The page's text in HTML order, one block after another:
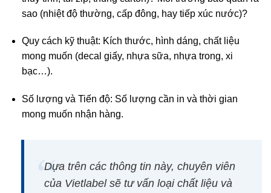
sao (nhiệt độ thường, cấp đông, hay tiếp xúc nước)?
Quy cách kỹ thuật: Kích thước, hình dáng, chất liệu
mong muốn (decal giấy, nhựa sữa, nhựa trong, xi
bạc…).
Số lượng và Tiến độ: Số lượng cần in và thời gian
mong muốn nhận hàng.
Dựa trên các thông tin này, chuyên viên
của Vietlabel sẽ tư vấn loại chất liệu và